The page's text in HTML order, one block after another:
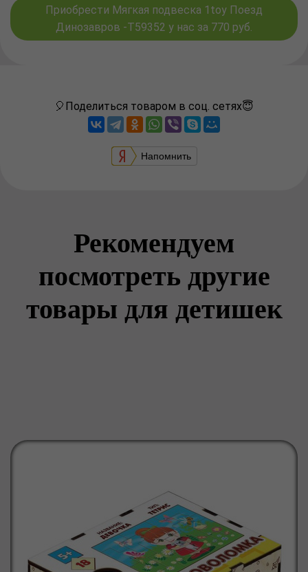
Приобрести Мягкая подвеска 1toy Поезд
Динозавров -Т59352 у нас за 770 руб.
🎈Поделиться товаром в соц. сетях😇
Напомнить
Рекомендуем
посмотреть другие
товары для детишек